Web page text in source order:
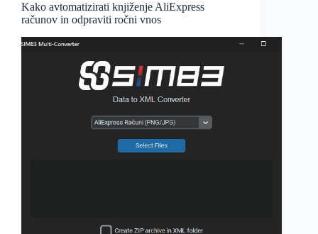
Kako avtomatizirati knjiženje AliExpress
računov in odpraviti ročni vnos